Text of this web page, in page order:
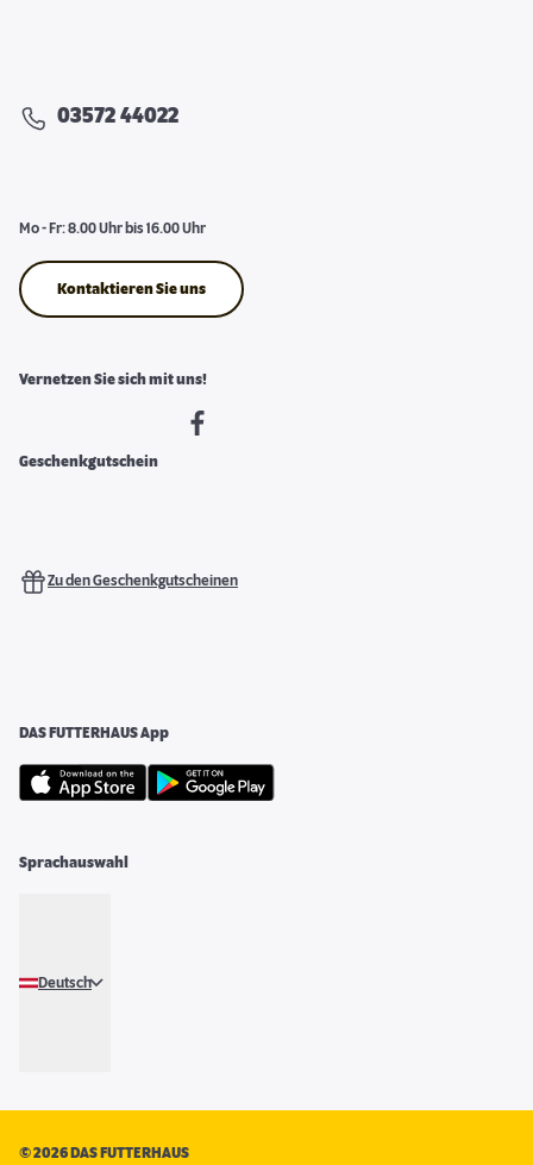
03572 44022
Mo - Fr: 8.00 Uhr bis 16.00 Uhr
Kontaktieren Sie uns
Vernetzen Sie sich mit uns!
Geschenkgutschein
Zu den Geschenkgutscheinen
DAS FUTTERHAUS App
Sprachauswahl
Deutsch
©2026 DAS FUTTERHAUS